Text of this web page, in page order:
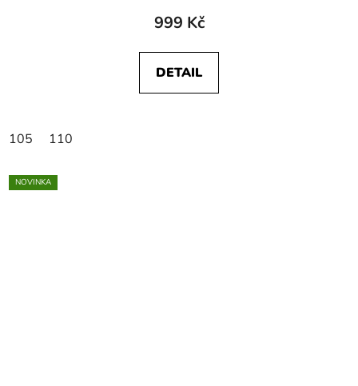
999 Kč
DETAIL
105 110
NOVINKA